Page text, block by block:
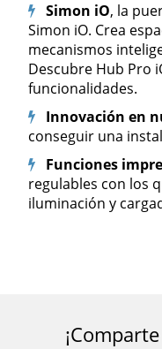
Simon iO, la
Simon iO. Crea
mecanismos
Descubre Hub Pro
funcionalidades.
Innovación en
conseguir una
Funciones
regulables con los
iluminación y